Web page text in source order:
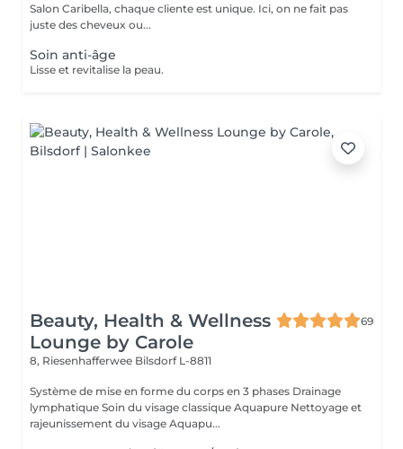
Salon Caribella, chaque cliente est unique. Ici, on ne fait pas
juste des cheveux ou...
Soin anti-âge
Lisse et revitalise la peau.
Beauty, Health & Wellness
Lounge by Carole
69
8, Riesenhafferwee Bilsdorf L-8811
Système de mise en forme du corps en 3 phases Drainage
lymphatique Soin du visage classique Aquapure Nettoyage et
rajeunissement du visage Aquapu...